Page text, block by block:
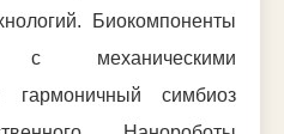
Биокомпоненты
с механическими
гармоничный симбиоз